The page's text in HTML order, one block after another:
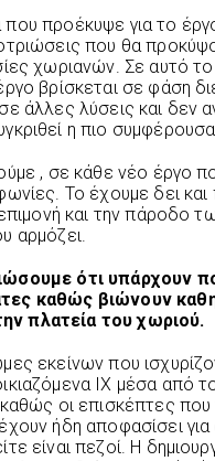
που προέκυψε για το
που θα
χωριανών. Σε αυτό
βρίσκεται σε φάση
άλλες λύσεις και δεν
η πιο
, σε κάθε νέο έργο
Το έχουμε δει
και την πάροδο
αρμόζει.
ότι υπάρχουν
καθώς βιώνουν
πλατεία του χωριού.
εκείνων που
ΙΧ μέσα από
οι επισκέπτες που
ήδη αποφασίσει
είναι πεζοί. Η